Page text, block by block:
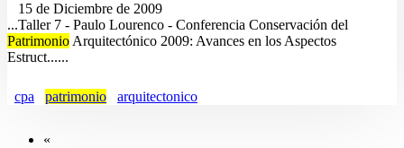
15 de Diciembre de 2009
...Taller 7 - Paulo Lourenco - Conferencia Conservación del
Patrimonio Arquitectónico 2009: Avances en los Aspectos
Estruct......
cpa patrimonio arquitectonico
«